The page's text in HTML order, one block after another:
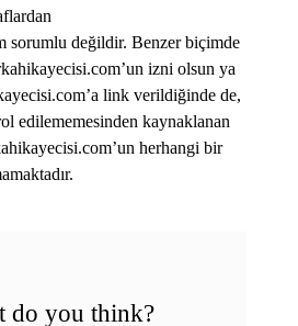
sorumlu değildir. Benzer biçimde
izni olsun ya
link verildiğinde de,
edilememesinden kaynaklanan
herhangi bir
do you think?